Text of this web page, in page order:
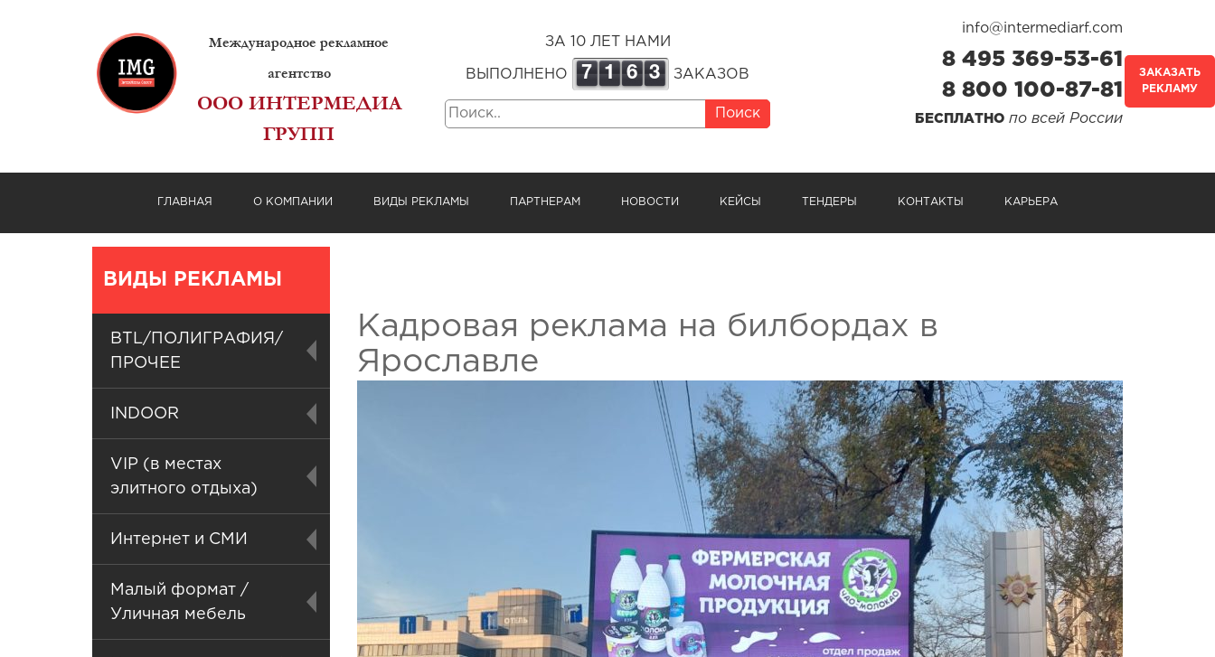
Международное рекламное
агентство
ООО ИНТЕРМЕДИА
ГРУПП
ЗА 10 ЛЕТ НАМИ
ВЫПОЛНЕНО 7 1 6 3 ЗАКАЗОВ
Поиск
info@intermediarf.com
8 495 369-53-61
8 800 100-87-81
БЕСПЛАТНО по всей России
ГЛАВНАЯ О КОМПАНИИ ВИДЫ РЕКЛАМЫ ПАРТНЕРАМ НОВОСТИ КЕЙСЫ ТЕНДЕРЫ КОНТАКТЫ КАРЬЕРА
ЗАКАЗАТЬ
РЕКЛАМУ
ВИДЫ РЕКЛАМЫ
BTL/ПОЛИГРАФИЯ/
ПРОЧЕЕ
INDOOR
VIP (в местах
элитного отдыха)
Интернет и СМИ
Малый формат /
Уличная мебель
Кадровая реклама на билбордах в
Ярославле